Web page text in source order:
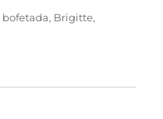
bofetada, Brigitte,